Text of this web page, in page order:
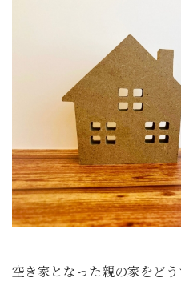
空き家となった親の家をどう